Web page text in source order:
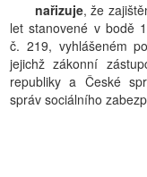
nařizuje, že
let stanovené v bodě
č. 219, vyhlášeném
jejichž zákonní
republiky a České
správ sociálního